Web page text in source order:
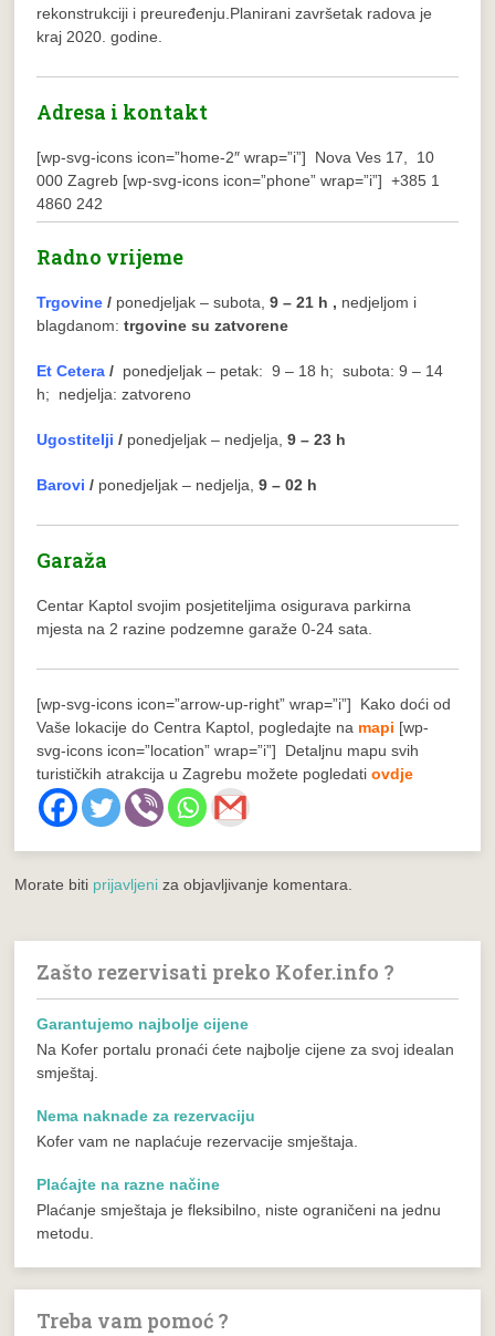
rekonstrukciji i preuređenju.Planirani završetak radova je
kraj 2020. godine.
Adresa i kontakt
[wp-svg-icons icon=”home-2″ wrap=”i”] Nova Ves 17, 10
000 Zagreb [wp-svg-icons icon=”phone” wrap=”i”] +385 1
4860 242
Radno vrijeme
Trgovine / ponedjeljak – subota,9 – 21 h , nedjeljom i
blagdanom: trgovine su zatvorene
Et Cetera / ponedjeljak – petak: 9 – 18 h; subota: 9 – 14
h; nedjelja: zatvoreno
Ugostitelji / ponedjeljak – nedjelja,9 – 23 h
Barovi / ponedjeljak – nedjelja,9 – 02 h
Garaža
Centar Kaptol svojim posjetiteljima osigurava parkirna
mjesta na 2 razine podzemne garaže 0-24 sata.
[wp-svg-icons icon=”arrow-up-right” wrap=”i”] Kako doći od
Vaše lokacije do Centra Kaptol, pogledajte na mapi [wp-
svg-icons icon=”location” wrap=”i”] Detaljnu mapu svih
turističkih atrakcija u Zagrebu možete pogledatiovdje
Morate biti prijavljeni za objavljivanje komentara.
Zašto rezervisati preko Kofer.info ?
Garantujemo najbolje cijene
Na Kofer portalu pronaći ćete najbolje cijene za svoj idealan
smještaj.
Nema naknade za rezervaciju
Kofer vam ne naplaćuje rezervacije smještaja.
Plaćajte na razne načine
Plaćanje smještaja je fleksibilno, niste ograničeni na jednu
metodu.
Treba vam pomoć ?